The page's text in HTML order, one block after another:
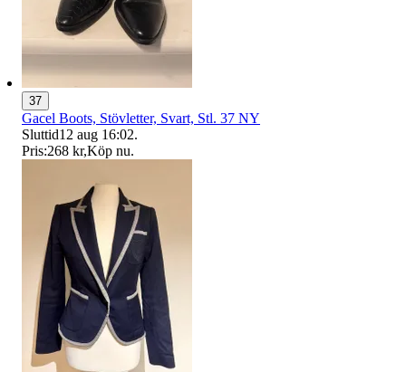
37
Gacel Boots, Stövletter, Svart, Stl. 37 NY
Sluttid12 aug 16:02.
Pris:268 kr,Köp nu.